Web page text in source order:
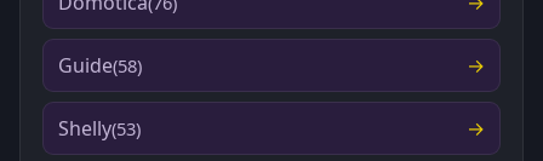
Guide(58)
Shelly(53)